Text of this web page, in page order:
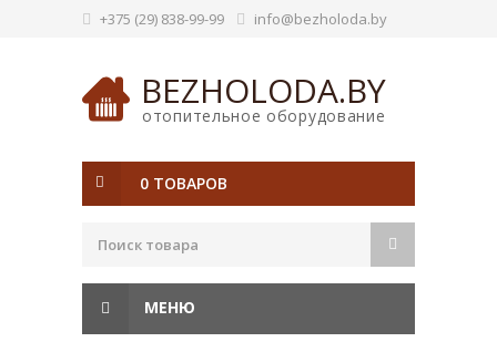
+375 (29) 838-99-99 info@bezholoda.by
BEZHOLODA.BY
отопительное оборудование
0 ТОВАРОВ
МЕНЮ